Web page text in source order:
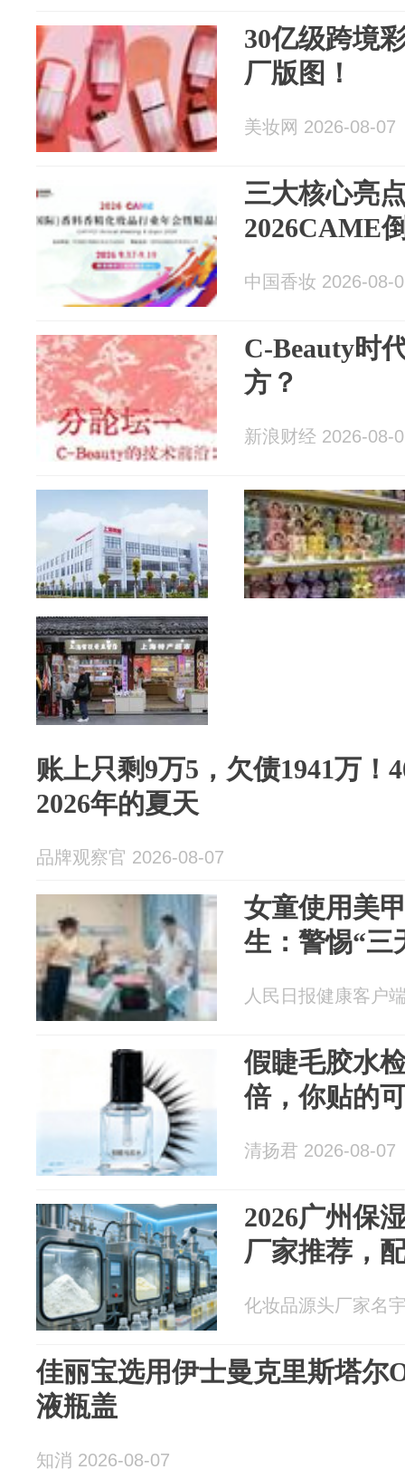
30亿级跨境
厂版图！
美妆网 2026-08-07
三大核心亮
2026CAME
中国香妆 2026-08-
C-Beauty时
方？
新浪财经 2026-08-
账上只剩9万5，欠债1941万！
2026年的夏天
品牌观察官 2026-08-07
女童使用美
生：警惕“三
人民日报健康客户
假睫毛胶水
倍，你贴的
清扬君 2026-08-07
2026广州保
厂家推荐，
化妆品源头厂家名
佳丽宝选用伊士曼克里斯塔尔
液瓶盖
知消 2026-08-07